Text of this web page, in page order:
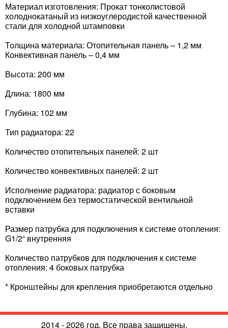
Материал изготовления: Прокат тонколистовой
холоднокатаный из низкоуглеродистой качественной
стали для холодной штамповки
Толщина материала: Отопительная панель – 1,2 мм
Конвективная панель – 0,4 мм
Высота: 200 мм
Длина: 1800 мм
Глубина: 102 мм
Тип радиатора: 22
Количество отопительных панелей: 2 шт
Количество конвективных панелей: 2 шт
Исполнение радиатора: радиатор с боковым
подключением без термостатической вентильной
вставки
Размер патрубка для подключения к системе отопления:
G1/2“ внутренняя
Количество патрубков для подключения к системе
отопления: 4 боковых патрубка
* Кронштейны для крепления приобретаются отдельно
2014 - 2026 год. Все права защищены.